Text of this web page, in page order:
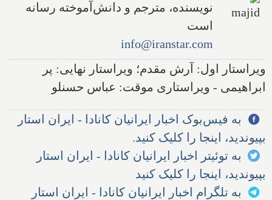
نویسنده، مترجم و دانش‌آموخته رسانه
است
info@iranstar.com
ویراستار اول: آرش مقدم؛ ویراستار نهایی: پر
ابراهیمی - ویراستاری موقت: عباس حسنلو
به فیس‌بوک اخبار ایرانیان کانادا - ایران استار
بپیوندید، اینجا را کلیک کنید.
به توئیتر اخبار ایرانیان کانادا - ایران استار
بپیوندید، اینجا را کلیک کنید
به تلگرام اخبار ایرانیان کانادا - ایران استار